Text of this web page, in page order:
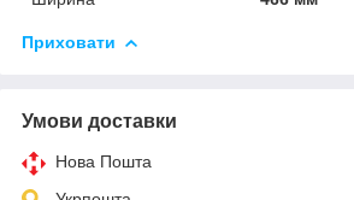
Приховати
Умови доставки
Нова Пошта